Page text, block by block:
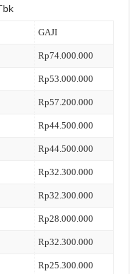
GAJI
Rp74.000.000
Rp53.000.000
Rp57.200.000
Rp44.500.000
Rp44.500.000
Rp32.300.000
Rp32.300.000
Rp28.000.000
Rp32.300.000
Rp25.300.000